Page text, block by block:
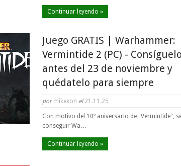
Continuar leyendo »
Juego GRATIS | Warhammer:
Vermintide 2 (PC) - Consíguelo
antes del 23 de noviembre y
quédatelo para siempre
por mikexon el21.11.25
Con motivo del 10º aniversario de "Vermintide",
conseguir Wa…
Continuar leyendo »